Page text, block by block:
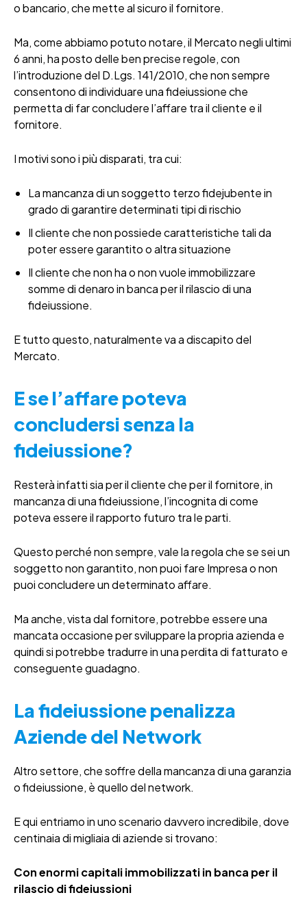
o bancario, che mette al sicuro il fornitore.
Ma, come abbiamo potuto notare, il Mercato negli ultimi
6 anni, ha posto delle ben precise regole, con
l’introduzione del D.Lgs. 141/2010, che non sempre
consentono di individuare una fideiussione che
permetta di far concludere l’affare tra il cliente e il
fornitore.
I motivi sono i più disparati, tra cui:
La mancanza di un soggetto terzo fidejubente in
grado di garantire determinati tipi di rischio
Il cliente che non possiede caratteristiche tali da
poter essere garantito o altra situazione
Il cliente che non ha o non vuole immobilizzare
somme di denaro in banca per il rilascio di una
fideiussione.
E tutto questo, naturalmente va a discapito del
Mercato.
E se l’affare poteva
concludersi senza la
fideiussione?
Resterà infatti sia per il cliente che per il fornitore, in
mancanza di una fideiussione, l’incognita di come
poteva essere il rapporto futuro tra le parti.
Questo perché non sempre, vale la regola che se sei un
soggetto non garantito, non puoi fare Impresa o non
puoi concludere un determinato affare.
Ma anche, vista dal fornitore, potrebbe essere una
mancata occasione per sviluppare la propria azienda e
quindi si potrebbe tradurre in una perdita di fatturato e
conseguente guadagno.
La fideiussione penalizza
Aziende del Network
Altro settore, che soffre della mancanza di una garanzia
o fideiussione, è quello del network.
E qui entriamo in uno scenario davvero incredibile, dove
centinaia di migliaia di aziende si trovano:
Con enormi capitali immobilizzati in banca per il
rilascio di fideiussioni